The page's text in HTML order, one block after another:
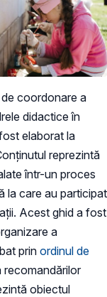
coordonare a
didactice în
elaborat la
reprezintă
într-un proces
la care au participat
Acest ghid a fost
a
prin ordinul de
recomandărilor
obiectul